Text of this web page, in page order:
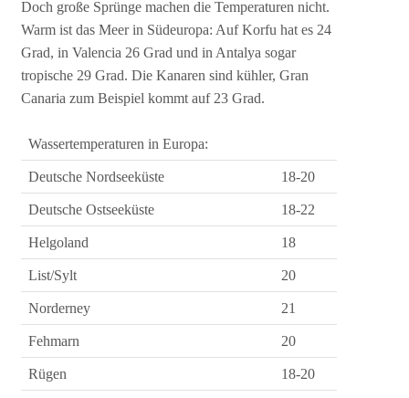
Doch große Sprünge machen die Temperaturen nicht.
Warm ist das Meer in Südeuropa: Auf Korfu hat es 24
Grad, in Valencia 26 Grad und in Antalya sogar
tropische 29 Grad. Die Kanaren sind kühler, Gran
Canaria zum Beispiel kommt auf 23 Grad.
Wassertemperaturen in Europa:
Deutsche Nordseeküste 18-20
Deutsche Ostseeküste 18-22
Helgoland 18
List/Sylt 20
Norderney 21
Fehmarn 20
Rügen 18-20